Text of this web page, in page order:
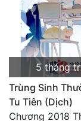
Truyện Nữ
Vô Địch Lưu
Xây Dựng Thế Lực
Đam Mỹ
Đẹp
5 tháng
Trùng Sinh
Tu Tiên (Dịch)